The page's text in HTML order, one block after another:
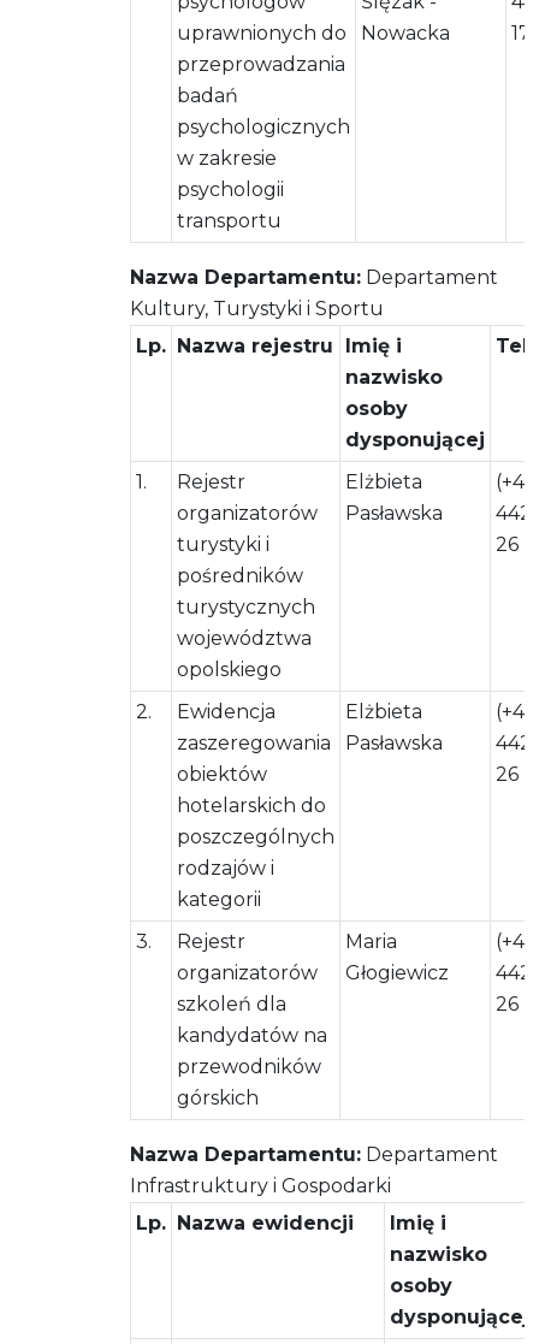
uprawnionych do
przeprowadzania
badań
psychologicznych
w zakresie
psychologii
transportu
Nowacka
Nazwa Departamentu: Departament
Kultury, Turystyki i Sportu
Lp. Nazwa rejestru
Imię i
nazwisko
osoby
dysponującej
1.
Rejestr
organizatorów
turystyki i
pośredników
turystycznych
województwa
opolskiego
Elżbieta
Pasławska
442
26
2.
Ewidencja
zaszeregowania
obiektów
hotelarskich do
poszczególnych
rodzajów i
kategorii
Elżbieta
Pasławska
442
26
3.
Rejestr
organizatorów
szkoleń dla
kandydatów na
przewodników
górskich
Maria
Głogiewicz
442
26
Nazwa Departamentu: Departament
Infrastruktury i Gospodarki
Lp. Nazwa ewidencji
Imię i
nazwisko
osoby
dysponującej